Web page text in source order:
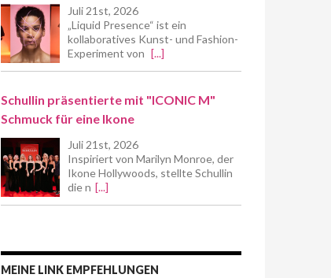
Juli 21st, 2026
„Liquid Presence“ ist ein
kollaboratives Kunst- und Fashion-
Experiment von [...]
Schullin präsentierte mit "ICONIC M"
Schmuck für eine Ikone
Juli 21st, 2026
Inspiriert von Marilyn Monroe, der
Ikone Hollywoods, stellte Schullin
die n [...]
MEINE LINK EMPFEHLUNGEN